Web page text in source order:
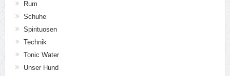
Rum
Schuhe
Spirituosen
Technik
Tonic Water
Unser Hund